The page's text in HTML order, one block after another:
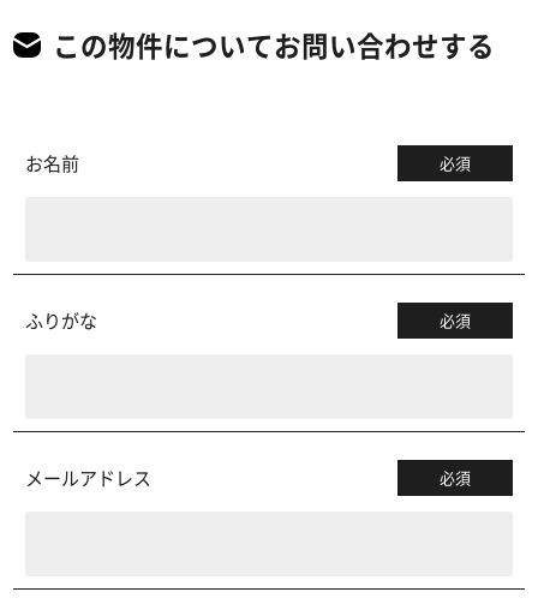
この物件についてお問い合わせする
お名前 必須
ふりがな 必須
メールアドレス 必須